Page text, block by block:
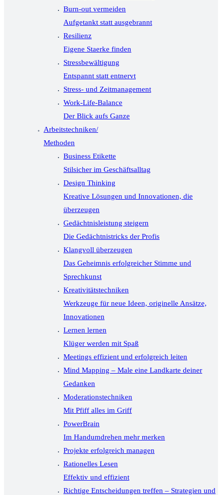
Burn-out vermeiden
Aufgetankt statt ausgebrannt
Resilienz
Eigene Staerke finden
Stressbewältigung
Entspannt statt entnervt
Stress- und Zeitmanagement
Work-Life-Balance
Der Blick aufs Ganze
Arbeitstechniken/
Methoden
Business Etikette
Stilsicher im Geschäftsalltag
Design Thinking
Kreative Lösungen und Innovationen, die
überzeugen
Gedächtnisleistung steigern
Die Gedächtnistricks der Profis
Klangvoll überzeugen
Das Geheimnis erfolgreicher Stimme und
Sprechkunst
Kreativitätstechniken
Werkzeuge für neue Ideen, originelle Ansätze,
Innovationen
Lernen lernen
Klüger werden mit Spaß
Meetings effizient und erfolgreich leiten
Mind Mapping – Male eine Landkarte deiner
Gedanken
Moderationstechniken
Mit Pfiff alles im Griff
PowerBrain
Im Handumdrehen mehr merken
Projekte erfolgreich managen
Rationelles Lesen
Effektiv und effizient
Richtige Entscheidungen treffen – Strategien und